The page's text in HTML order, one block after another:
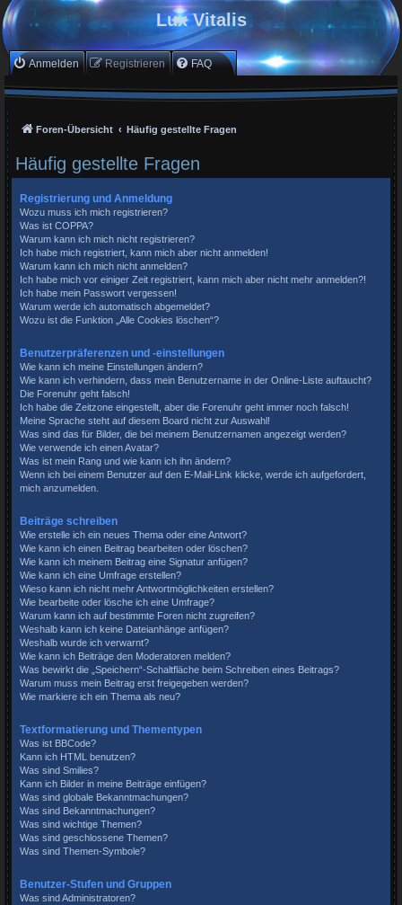
Lux Vitalis
Anmelden Registrieren FAQ
Foren-Übersicht Häufig gestellte Fragen
Häufig gestellte Fragen
Registrierung und Anmeldung
Wozu muss ich mich registrieren?
Was ist COPPA?
Warum kann ich mich nicht registrieren?
Ich habe mich registriert, kann mich aber nicht anmelden!
Warum kann ich mich nicht anmelden?
Ich habe mich vor einiger Zeit registriert, kann mich aber nicht mehr anmelden?!
Ich habe mein Passwort vergessen!
Warum werde ich automatisch abgemeldet?
Wozu ist die Funktion „Alle Cookies löschen“?
Benutzerpräferenzen und -einstellungen
Wie kann ich meine Einstellungen ändern?
Wie kann ich verhindern, dass mein Benutzername in der Online-Liste auftaucht?
Die Forenuhr geht falsch!
Ich habe die Zeitzone eingestellt, aber die Forenuhr geht immer noch falsch!
Meine Sprache steht auf diesem Board nicht zur Auswahl!
Was sind das für Bilder, die bei meinem Benutzernamen angezeigt werden?
Wie verwende ich einen Avatar?
Was ist mein Rang und wie kann ich ihn ändern?
Wenn ich bei einem Benutzer auf den E-Mail-Link klicke, werde ich aufgefordert,
mich anzumelden.
Beiträge schreiben
Wie erstelle ich ein neues Thema oder eine Antwort?
Wie kann ich einen Beitrag bearbeiten oder löschen?
Wie kann ich meinem Beitrag eine Signatur anfügen?
Wie kann ich eine Umfrage erstellen?
Wieso kann ich nicht mehr Antwortmöglichkeiten erstellen?
Wie bearbeite oder lösche ich eine Umfrage?
Warum kann ich auf bestimmte Foren nicht zugreifen?
Weshalb kann ich keine Dateianhänge anfügen?
Weshalb wurde ich verwarnt?
Wie kann ich Beiträge den Moderatoren melden?
Was bewirkt die „Speichern“-Schaltfläche beim Schreiben eines Beitrags?
Warum muss mein Beitrag erst freigegeben werden?
Wie markiere ich ein Thema als neu?
Textformatierung und Thementypen
Was ist BBCode?
Kann ich HTML benutzen?
Was sind Smilies?
Kann ich Bilder in meine Beiträge einfügen?
Was sind globale Bekanntmachungen?
Was sind Bekanntmachungen?
Was sind wichtige Themen?
Was sind geschlossene Themen?
Was sind Themen-Symbole?
Benutzer-Stufen und Gruppen
Was sind Administratoren?